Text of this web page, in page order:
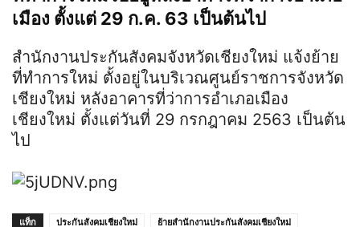
เมือง ตั้งแต่ 29 ก.ค. 63 เป็นต้นไป
สำนักงานประกันสังคมจังหวัดเชียงใหม่ แจ้งย้าย
ที่ทำการใหม่ ตั้งอยู่ในบริเวณศูนย์ราชการจังหวัด
เชียงใหม่ หลังอาคารที่ว่าการอำเภอเมือง
เชียงใหม่ ตั้งแต่วันที่ 29 กรกฎาคม 2563 เป็นต้น
ไป
แท็ก ประกันสังคมเชียงใหม่
ย้ายสำนักงานประกันสังคมเชียงใหม่